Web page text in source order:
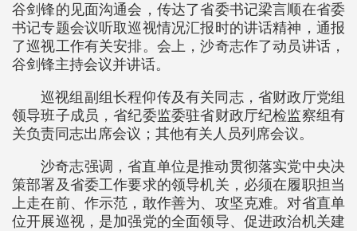
谷剑锋的见面沟通会，传达了省委书记梁言顺在省委
书记专题会议听取巡视情况汇报时的讲话精神，通报
了巡视工作有关安排。会上，沙奇志作了动员讲话，
谷剑锋主持会议并讲话。
巡视组副组长程仰传及有关同志，省财政厅党组
领导班子成员，省纪委监委驻省财政厅纪检监察组有
关负责同志出席会议；其他有关人员列席会议。
沙奇志强调，省直单位是推动贯彻落实党中央决
策部署及省委工作要求的领导机关，必须在履职担当
上走在前、作示范，敢作善为、攻坚克难。对省直单
位开展巡视，是加强党的全面领导、促进政治机关建